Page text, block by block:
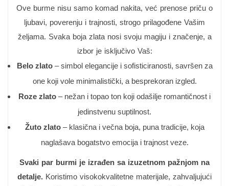
Ove burme nisu samo komad nakita, već prenose priču o
ljubavi, poverenju i trajnosti, strogo prilagođene Vašim
željama. Svaka boja zlata nosi svoju magiju i značenje, a
izbor je isključivo Vaš:
Belo zlato– simbol elegancije i sofisticiranosti, savršen za
one koji vole minimalistički, a besprekoran izgled.
Roze zlato – nežan i topao ton koji odašilje romantičnost i
jedinstvenu suptilnost.
Žuto zlato– klasična i večna boja, puna tradicije, koja
naglašava bogatstvo emocija i trajnost veze.
Svaki par burmi je izrađen sa izuzetnom pažnjom na
detalje. Koristimo visokokvalitetne materijale, zahvaljujući